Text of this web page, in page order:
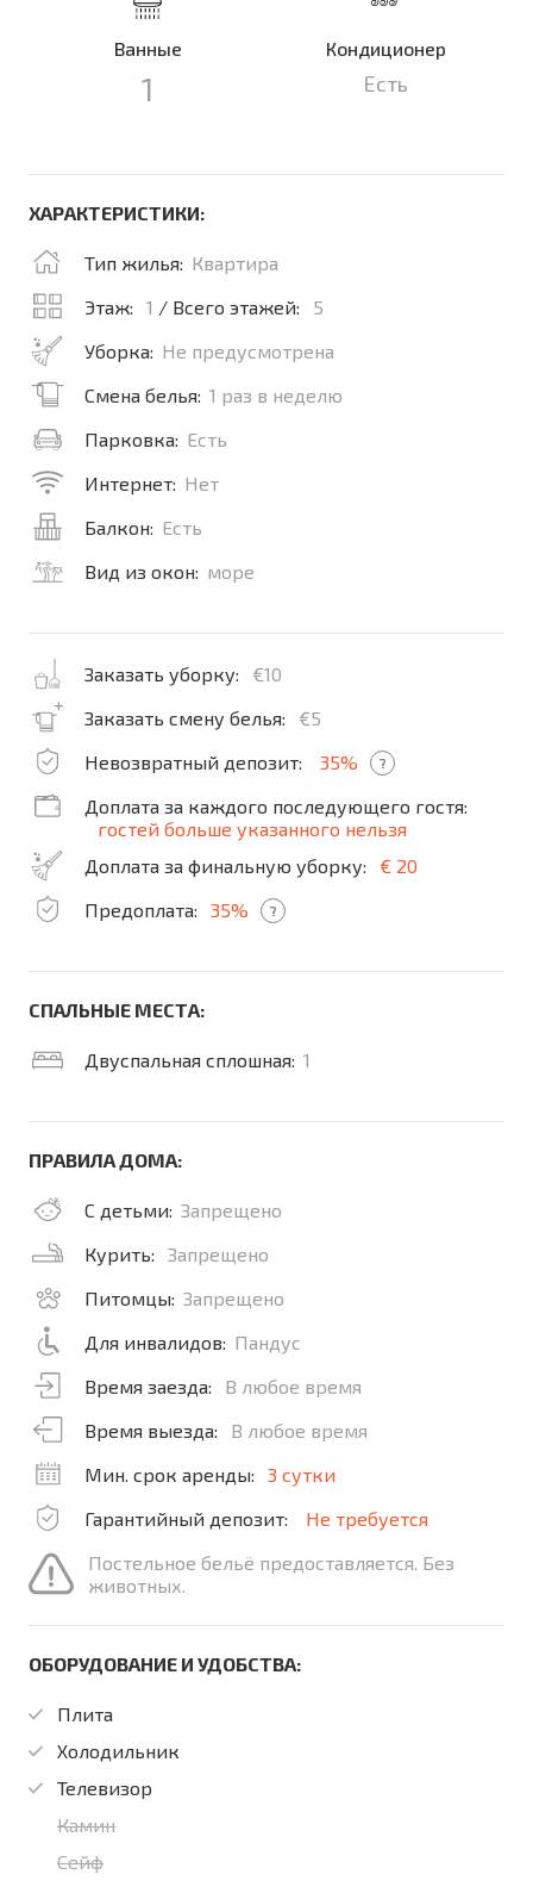
Ванные
1
Кондиционер
Есть
ХАРАКТЕРИСТИКИ:
Тип жилья: Квартира
Этаж:
1 / Всего этажей:
5
Уборка: Не предусмотрена
Смена белья: 1 раз в неделю
Парковка: Есть
Интернет: Нет
Балкон: Есть
Вид из окон: море
Заказать уборку:
€10
Заказать смену белья:
€5
Невозвратный депозит:
35% ?
Доплата за каждого последующего гостя:
гостей больше указанного нельзя
Доплата за финальную уборку:
€ 20
Предоплата:
35% ?
СПАЛЬНЫЕ МЕСТА:
Двуспальная сплошная: 1
ПРАВИЛА ДОМА:
С детьми: Запрещено
Курить:
Запрещено
Питомцы: Запрещено
Для инвалидов: Пандус
Время заезда:
В любое время
Время выезда:
В любое время
Мин. срок аренды:
3 сутки
Гарантийный депозит:
Не требуется
Постельное бельё предоставляется. Без
животных.
ОБОРУДОВАНИЕ И УДОБСТВА:
Плита
Холодильник
Телевизор
Камин
Сейф